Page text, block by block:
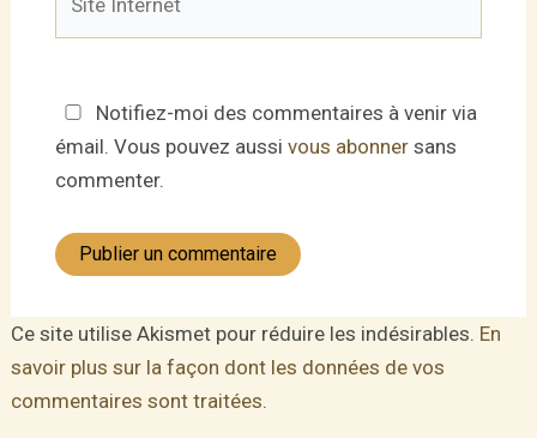
Notifiez-moi des commentaires à venir via
émail. Vous pouvez aussi vous abonnersans
commenter.
Ce site utilise Akismet pour réduire les indésirables. En
savoir plus sur la façon dont les données de vos
commentaires sont traitées.